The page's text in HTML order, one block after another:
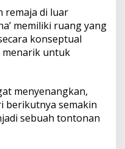
remaja di luar
memiliki ruang yang
konseptual
menarik untuk
menyenangkan,
berikutnya semakin
sebuah tontonan